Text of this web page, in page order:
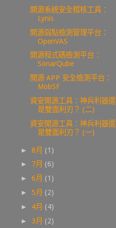
開源系統安全稽核工具：
Lynis
開源弱點檢測管理平台：
OpenVAS
開源程式碼檢測平台：
SonarQube
開源 APP 安全檢測平台：
MobSF
資安開源工具：神兵利器還
是雙面利刃？ (二)
資安開源工具：神兵利器還
是雙面利刃？ (一)
►8月 (1)
► 7月 (6)
►6月 (1)
►5月 (2)
► 4月 (4)
► 3月 (2)